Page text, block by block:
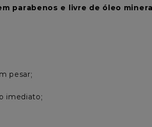
parabenos e livre de óleo
pesar;
imediato;